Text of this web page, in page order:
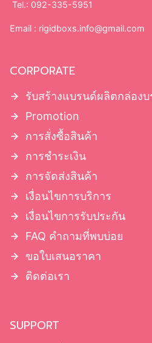
Tel.: 092-335-5951
Email : rigidboxs.info@gmail.com
CORPORATE
รับสร้างแบรนด์ผลิตกล่อง
Promotion
การสั่งซื้อสินค้า
การชำระเงิน
การจัดส่งสินค้า
เงื่อนไขการบริการ
เงื่อนไขการรับประกัน
FAQ คำถามที่พบบ่อย
ขอใบเสนอราคา
ติดต่อเรา
SUPPORT